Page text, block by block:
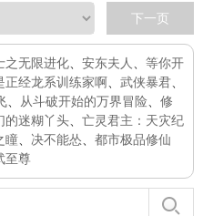
下一页
之无限进化 安东夫人
等你开
正经龙系训练家啊 武侠暴君
从斗破开始的万界冒险
修
的迷糊丫头
亡灵君主：天灾纪
瞳 决不能怂
都市极品修仙
至尊